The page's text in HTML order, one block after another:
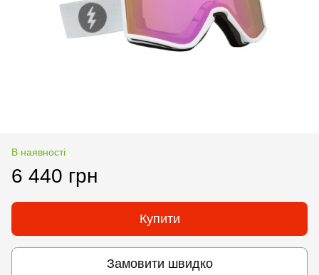
В наявності
6 440 грн
Купити
Замовити швидко